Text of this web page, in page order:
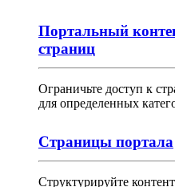
Портальный
страниц
Ограничьте доступ к
для определенных
Страницы портала
Структурируйте